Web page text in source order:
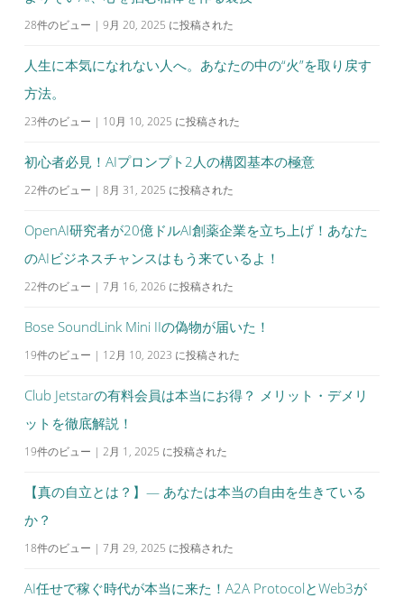
ョ
ン
28件のビュー | 9月 20, 2025 に投稿された
人生に本気になれない人へ。あなたの中の“火”を取り戻す
方法。
23件のビュー | 10月 10, 2025 に投稿された
初心者必見！AIプロンプト2人の構図基本の極意
22件のビュー | 8月 31, 2025 に投稿された
OpenAI研究者が20億ドルAI創薬企業を立ち上げ！あなた
のAIビジネスチャンスはもう来ているよ！
22件のビュー | 7月 16, 2026 に投稿された
Bose SoundLink Mini IIの偽物が届いた！
19件のビュー | 12月 10, 2023 に投稿された
Club Jetstarの有料会員は本当にお得？ メリット・デメリ
ットを徹底解説！
19件のビュー | 2月 1, 2025 に投稿された
【真の自立とは？】— あなたは本当の自由を生きている
か？
18件のビュー | 7月 29, 2025 に投稿された
AI任せで稼ぐ時代が本当に来た！A2A ProtocolとWeb3が